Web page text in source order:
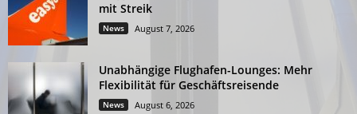
mit Streik
News August 7, 2026
Unabhängige Flughafen-Lounges: Mehr
Flexibilität für Geschäftsreisende
News August 6, 2026